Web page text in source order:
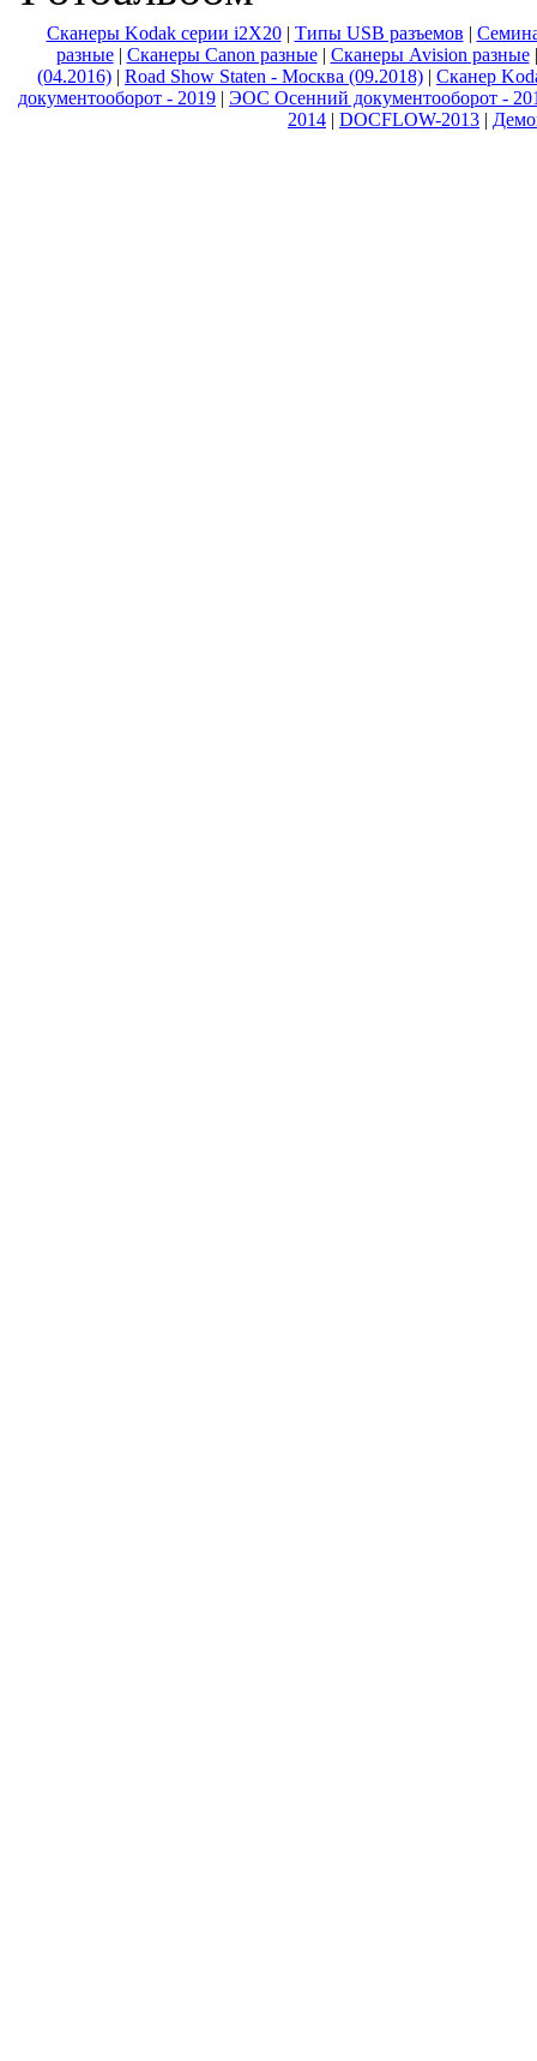
Сканеры Kodak серии i2X20| Типы USB разъемов |
разные| Сканеры Canon разные| Сканеры Avision разные
(04.2016) | Road Show Staten - Москва (09.2018) | Сканер
документооборот - 2019 | ЭОС Осенний документооборот -
2014 | DOCFLOW-2013 |